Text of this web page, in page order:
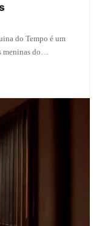
do Tempo é um
meninas do…